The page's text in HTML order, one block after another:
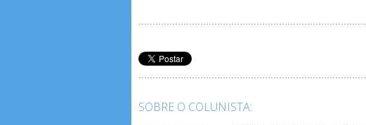
SOBRE O COLUNISTA: